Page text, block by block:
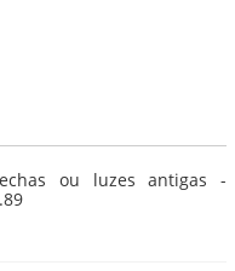
ou luzes antigas -